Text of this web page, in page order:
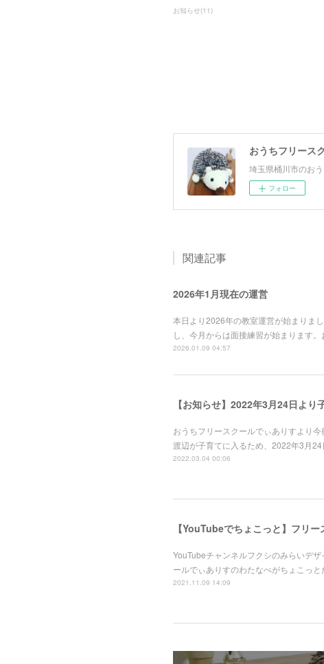
お知らせ(11)
おうちフリース
埼玉県桶川市のお
フォロー
関連記事
2026年1月現在の運営
本日より2026年の教室運営が始まりま
し、今月からは面接練習が始まります
2026.01.09 04:57
【お知らせ】2022年3月24日よ
おうちフリースクールでぃありすより
渡辺が子育てに入るため、2022年3月
2022.03.04 00:06
【YouTubeでちょこっと】フリ
YouTubeチャンネルフクシのみらいデ
ールでぃありすのわたなべがちょこっ
2021.11.09 14:09